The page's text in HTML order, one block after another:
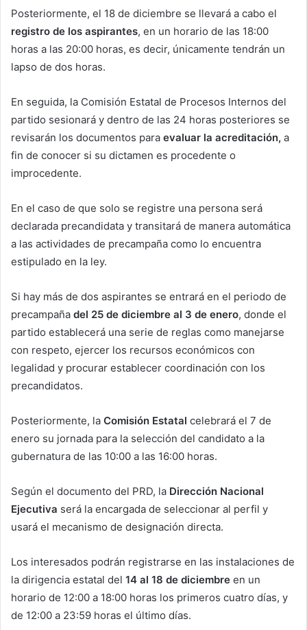
Posteriormente, el 18 de diciembre se llevará a cabo el
registro de los aspirantes, en un horario de las 18:00
horas a las 20:00 horas, es decir, únicamente tendrán un
lapso de dos horas.
En seguida, la Comisión Estatal de Procesos Internos del
partido sesionará y dentro de las 24 horas posteriores se
revisarán los documentos para evaluar la acreditación, a
fin de conocer si su dictamen es procedente o
improcedente.
En el caso de que solo se registre una persona será
declarada precandidata y transitará de manera automática
a las actividades de precampaña como lo encuentra
estipulado en la ley.
Si hay más de dos aspirantes se entrará en el periodo de
precampaña del 25 de diciembre al 3 de enero, donde el
partido establecerá una serie de reglas como manejarse
con respeto, ejercer los recursos económicos con
legalidad y procurar establecer coordinación con los
precandidatos.
Posteriormente, la Comisión Estatal celebrará el 7 de
enero su jornada para la selección del candidato a la
gubernatura de las 10:00 a las 16:00 horas.
Según el documento del PRD, la Dirección Nacional
Ejecutiva será la encargada de seleccionar al perfil y
usará el mecanismo de designación directa.
Los interesados podrán registrarse en las instalaciones de
la dirigencia estatal del 14 al 18 de diciembre en un
horario de 12:00 a 18:00 horas los primeros cuatro días, y
de 12:00 a 23:59 horas el último días.